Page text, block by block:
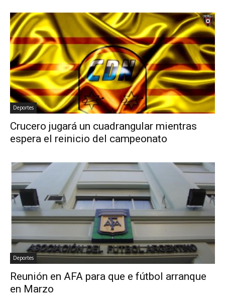
Deportes
Crucero jugará un cuadrangular mientras
espera el reinicio del campeonato
Deportes
Reunión en AFA para que e fútbol arranque
en Marzo